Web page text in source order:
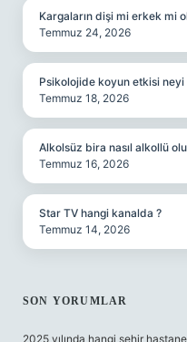
Kargaların dişi mi erkek mi
Temmuz 24, 2026
Psikolojide koyun etkisi
Temmuz 18, 2026
Alkolsüz bira nasıl alkollü
Temmuz 16, 2026
Star TV hangi kanalda ?
Temmuz 14, 2026
SON YORUMLAR
2025 yılında hangi şehir